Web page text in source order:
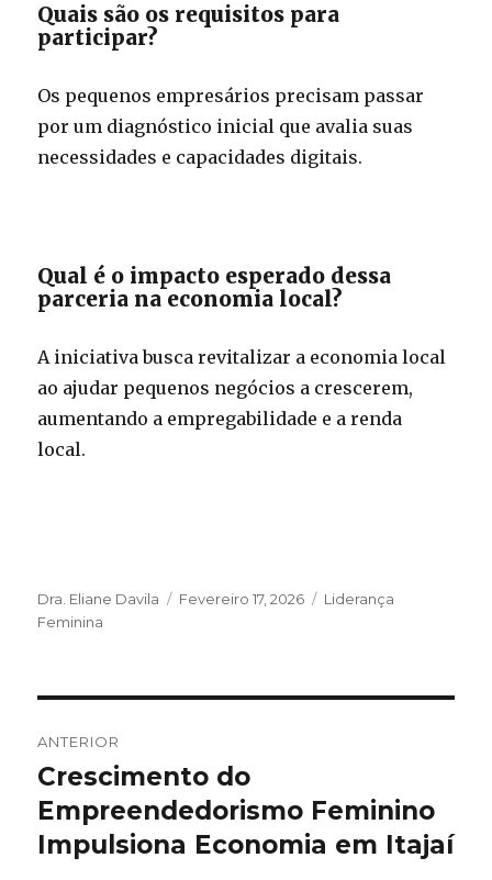
Quais são os requisitos para
participar?
Os pequenos empresários precisam passar
por um diagnóstico inicial que avalia suas
necessidades e capacidades digitais.
Qual é o impacto esperado dessa
parceria na economia local?
A iniciativa busca revitalizar a economia local
ao ajudar pequenos negócios a crescerem,
aumentando a empregabilidade e a renda
local.
Autor
Dra. Eliane Davila
Publicado
Fevereiro 17, 2026 Categorias
Liderança
Feminina
de
artigos
ANTERIOR
Artigo
anterior:
Crescimento do
Empreendedorismo Feminino
Impulsiona Economia em Itajaí